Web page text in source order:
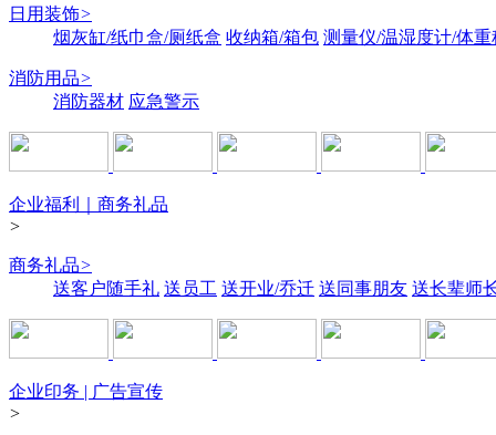
日用装饰>
烟灰缸/纸巾盒/厕纸盒 收纳箱/箱包 测量仪/温湿度计/体重
消防用品>
消防器材 应急警示
企业福利｜商务礼品
>
商务礼品>
送客户随手礼 送员工 送开业/乔迁 送同事朋友 送长辈师
企业印务 | 广告宣传
>